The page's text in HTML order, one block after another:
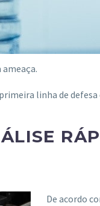
linha de
De acordo